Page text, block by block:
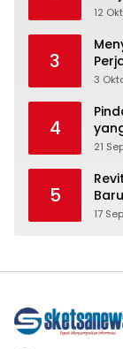
12
3
3
4
21
5
17